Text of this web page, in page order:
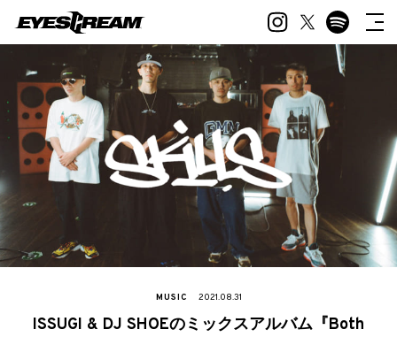
MUSIC 2021.08.31
ISSUGI & DJ SHOEのミックスアルバム『Both